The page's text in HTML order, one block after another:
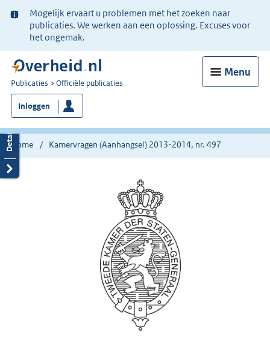
Ter
informatie:
Mogelijk ervaart u problemen met het zoeken naar
publicaties. We werken aan een oplossing. Excuses voor
het ongemak.
Menu
U
bent
nu
hier:
Publicaties Officiële publicaties
Inloggen
Home Kamervragen (Aanhangsel) 2013-2014, nr. 497